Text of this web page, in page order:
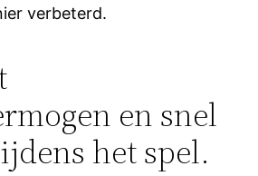
verbeterd.
en snel
het spel.